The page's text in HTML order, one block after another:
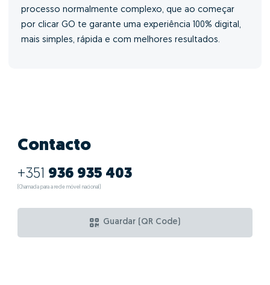
processo normalmente complexo, que ao começar
por clicar GO te garante uma experiência 100% digital,
mais simples, rápida e com melhores resultados.
Contacto
+351 936 935 403
(Chamada para a rede móvel nacional)
Guardar (QR Code)